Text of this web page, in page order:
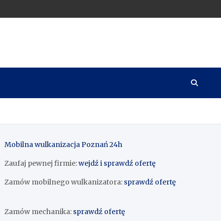
Mobilna wulkanizacja Poznań 24h
Zaufaj pewnej firmie:wejdź i sprawdź ofertę
Zamów mobilnego wulkanizatora: sprawdź ofertę
Zamów mechanika: sprawdź ofertę